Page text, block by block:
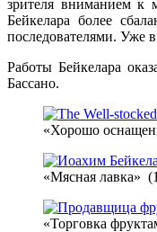
зрителя вниманием к
Бейкелара более
последователями. Уже
Работы Бейкелара
Бассано.
«Хорошо
«Мясная лавка»
«Торговка